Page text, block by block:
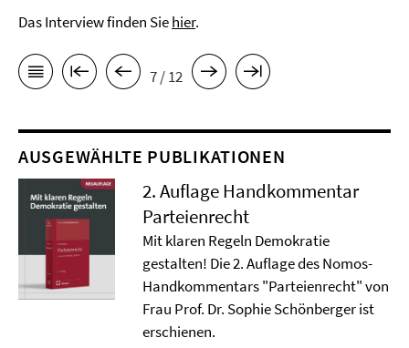
Das Interview finden Siehier.
7 / 12
AUSGEWÄHLTE PUBLIKATIONEN
2. Auflage Handkommentar
Parteienrecht
Mit klaren Regeln Demokratie
gestalten! Die 2. Auflage des Nomos-
Handkommentars "Parteienrecht" von
Frau Prof. Dr. Sophie Schönberger ist
erschienen.